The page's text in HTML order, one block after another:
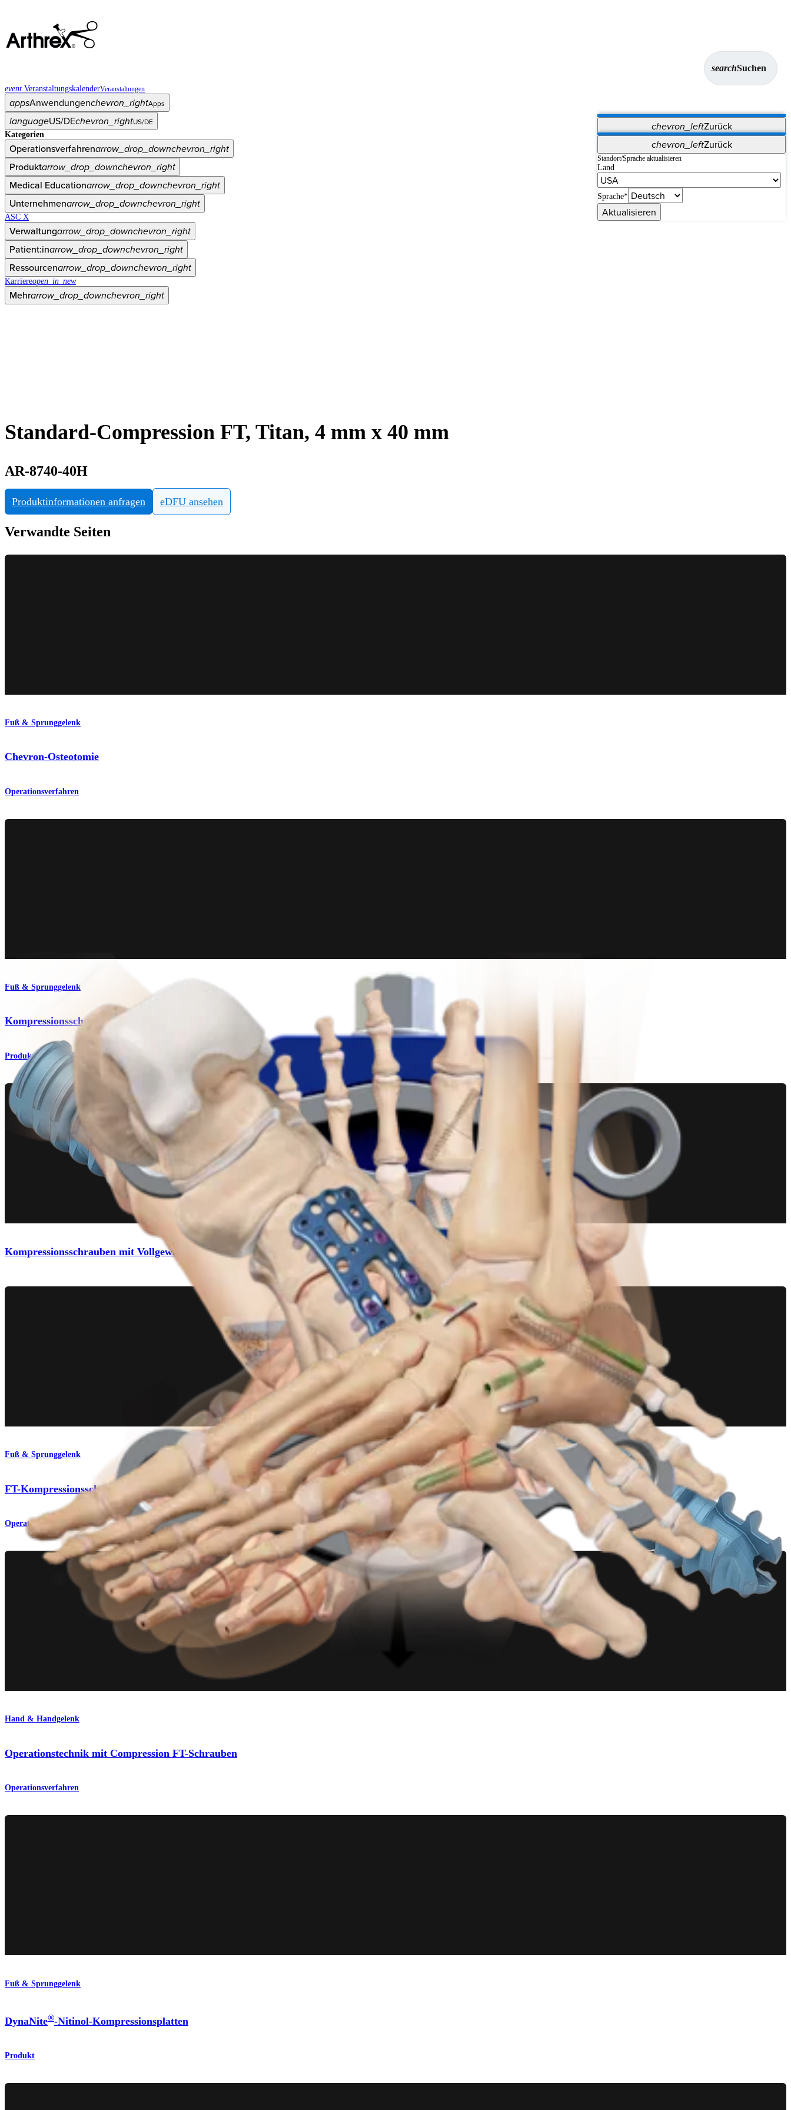
searchSuchen
event VeranstaltungskalenderVeranstaltungen
appsAnwendungenchevron_rightApps
chevron_leftZurück
Vet Systems OrthoPedia Patient
Supplier Portal
Synergy-Bildgebung und -Resektion
languageUS/DEchevron_rightUS/DE
chevron_leftZurück
Standort/Sprache aktualisieren
Land
Sprache*
Aktualisieren
Kategorien
Operationsverfahrenarrow_drop_downchevron_right
Produktarrow_drop_downchevron_right
Medical Educationarrow_drop_downchevron_right
Unternehmenarrow_drop_downchevron_right
ASC X
Verwaltungarrow_drop_downchevron_right
Patient:inarrow_drop_downchevron_right
Ressourcenarrow_drop_downchevron_right
Karriereopen_in_new
Mehrarrow_drop_downchevron_right
Standard-Compression FT, Titan, 4 mm x 40 mm
AR-8740-40H
Produktinformationen anfragen eDFU ansehen
Verwandte Seiten
Fuß & Sprunggelenk
Chevron-Osteotomie
Operationsverfahren
Fuß & Sprunggelenk
Kompressionsschrauben mit Vollgewinde
Produkt
Kompressionsschrauben mit Vollgewinde
Fuß & Sprunggelenk
FT-Kompressionsschrauben mit Vollgewinde
Operationsverfahren
Hand & Handgelenk
Operationstechnik mit Compression FT-Schrauben
Operationsverfahren
Fuß & Sprunggelenk
DynaNite®-Nitinol-Kompressionsplatten
Produkt